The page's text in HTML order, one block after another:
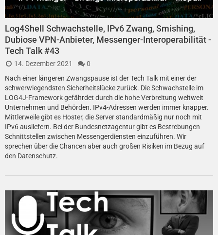
Log4Shell Schwachstelle, IPv6 Zwang, Smishing,
Dubiose VPN-Anbieter, Messenger-Interoperabilität -
Tech Talk #43
14. Dezember 2021
0
Nach einer längeren Zwangspause ist der Tech Talk mit einer der
schwerwiegendsten Sicherheitslücke zurück. Die Schwachstelle im
LOG4J-Framework gefährdet durch die hohe Verbreitung weltweit
Unternehmen und Behörden. IPv4-Adressen werden immer knapper.
Mittlerweile gibt es Hoster, die Server standardmäßig nur noch mit
IPv6 ausliefern. Bei der Bundesnetzagentur gibt es Bestrebungen
Schnittstellen zwischen Messengerdiensten einzuführen. Wir
sprechen über die Chancen aber auch großen Risiken im Bezug auf
den Datenschutz.